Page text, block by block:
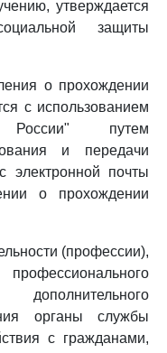
утверждается
защиты
о прохождении
с использованием
путем
и передачи
электронной почты
о прохождении
(профессии),
профессионального
органы службы
с гражданами,